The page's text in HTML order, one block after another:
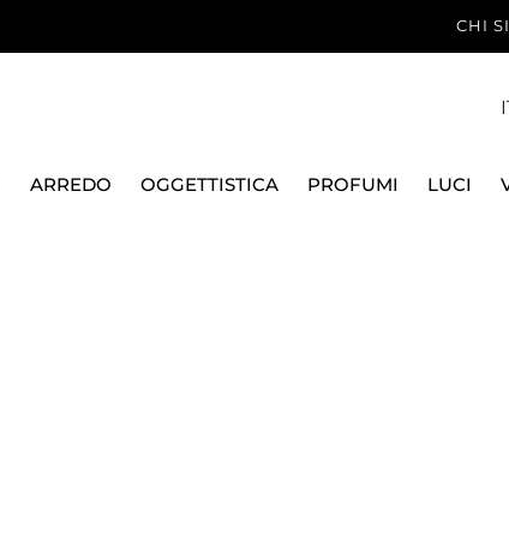
CHI
ARREDO OGGETTISTICA PROFUMI LUCI